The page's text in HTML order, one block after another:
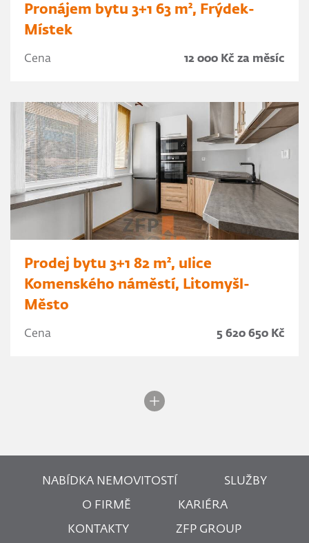
Pronájem bytu 3+1 63 m², Frýdek-
Místek
Cena 12 000 Kč za měsíc
Prodej bytu 3+1 82 m², ulice
Komenského náměstí, Litomyšl-
Město
Cena 5 620 650 Kč
NABÍDKA NEMOVITOSTÍ SLUŽBY
O FIRMĚ KARIÉRA
KONTAKTY ZFP GROUP